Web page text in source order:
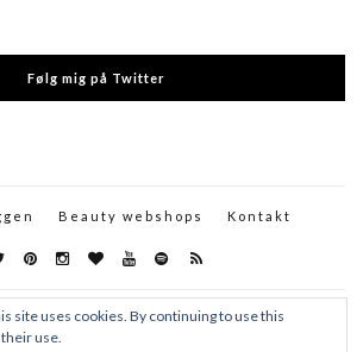
Følg mig på Twitter
Beauty webshops Kontakt
site uses cookies. By continuing to use this
use.